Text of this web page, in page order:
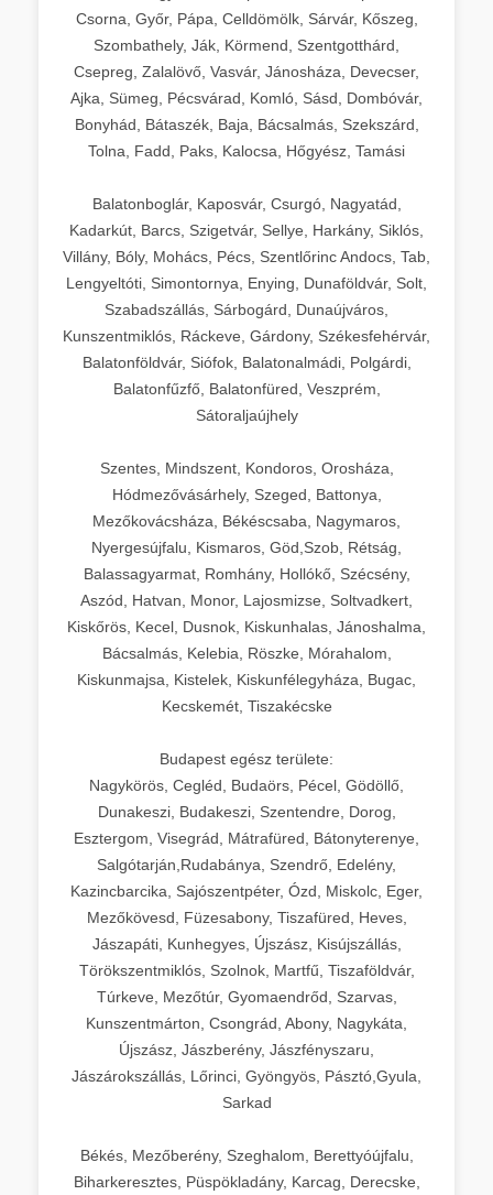
Csorna, Győr, Pápa, Celldömölk, Sárvár, Kőszeg,
Szombathely, Ják, Körmend, Szentgotthárd,
Csepreg, Zalalövő, Vasvár, Jánosháza, Devecser,
Ajka, Sümeg, Pécsvárad, Komló, Sásd, Dombóvár,
Bonyhád, Bátaszék, Baja, Bácsalmás, Szekszárd,
Tolna, Fadd, Paks, Kalocsa, Hőgyész, Tamási
Balatonboglár, Kaposvár, Csurgó, Nagyatád,
Kadarkút, Barcs, Szigetvár, Sellye, Harkány, Siklós,
Villány, Bóly, Mohács, Pécs, Szentlőrinc Andocs, Tab,
Lengyeltóti, Simontornya, Enying, Dunaföldvár, Solt,
Szabadszállás, Sárbogárd, Dunaújváros,
Kunszentmiklós, Ráckeve, Gárdony, Székesfehérvár,
Balatonföldvár, Siófok, Balatonalmádi, Polgárdi,
Balatonfűzfő, Balatonfüred, Veszprém,
Sátoraljaújhely
Szentes, Mindszent, Kondoros, Orosháza,
Hódmezővásárhely, Szeged, Battonya,
Mezőkovácsháza, Békéscsaba, Nagymaros,
Nyergesújfalu, Kismaros, Göd,Szob, Rétság,
Balassagyarmat, Romhány, Hollókő, Szécsény,
Aszód, Hatvan, Monor, Lajosmizse, Soltvadkert,
Kiskőrös, Kecel, Dusnok, Kiskunhalas, Jánoshalma,
Bácsalmás, Kelebia, Röszke, Mórahalom,
Kiskunmajsa, Kistelek, Kiskunfélegyháza, Bugac,
Kecskemét, Tiszakécske
Budapest egész területe:
Nagykörös, Cegléd, Budaörs, Pécel, Gödöllő,
Dunakeszi, Budakeszi, Szentendre, Dorog,
Esztergom, Visegrád, Mátrafüred, Bátonyterenye,
Salgótarján,Rudabánya, Szendrő, Edelény,
Kazincbarcika, Sajószentpéter, Ózd, Miskolc, Eger,
Mezőkövesd, Füzesabony, Tiszafüred, Heves,
Jászapáti, Kunhegyes, Újszász, Kisújszállás,
Törökszentmiklós, Szolnok, Martfű, Tiszaföldvár,
Túrkeve, Mezőtúr, Gyomaendrőd, Szarvas,
Kunszentmárton, Csongrád, Abony, Nagykáta,
Újszász, Jászberény, Jászfényszaru,
Jászárokszállás, Lőrinci, Gyöngyös, Pásztó,Gyula,
Sarkad
Békés, Mezőberény, Szeghalom, Berettyóújfalu,
Biharkeresztes, Püspökladány, Karcag, Derecske,